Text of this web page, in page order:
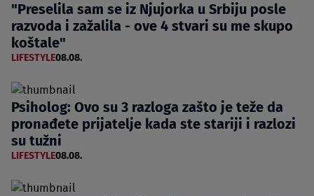
"Preselila sam se iz Njujorka u Srbiju posle
razvoda i zažalila - ove 4 stvari su me skupo
koštale"
LIFESTYLE08.08.
Psiholog: Ovo su 3 razloga zašto je teže da
pronađete prijatelje kada ste stariji i razlozi
su tužni
LIFESTYLE08.08.